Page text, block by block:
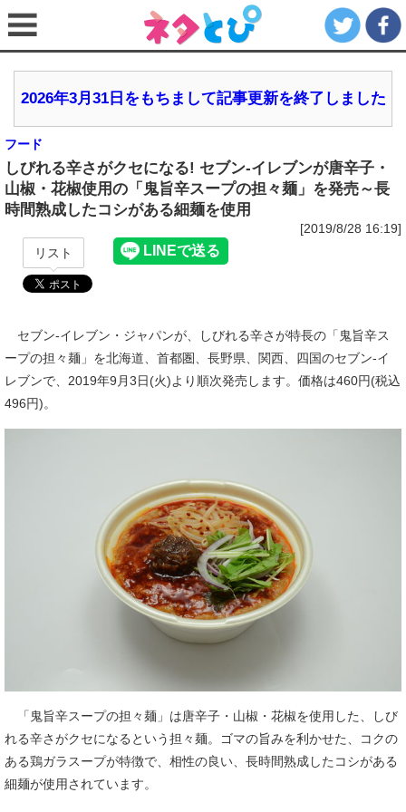
2026年3月31日をもちまして記事更新を終了しました
フード
しびれる辛さがクセになる! セブン‐イレブンが唐辛子・
山椒・花椒使用の「鬼旨辛スープの担々麺」を発売～長
時間熟成したコシがある細麺を使用
[2019/8/28 16:19]
リスト
セブン‐イレブン・ジャパンが、しびれる辛さが特長の「鬼旨辛ス
ープの担々麺」を北海道、首都圏、長野県、関西、四国のセブン‐イ
レブンで、2019年9月3日(火)より順次発売します。価格は460円(税込
496円)。
「鬼旨辛スープの担々麺」は唐辛子・山椒・花椒を使用した、しび
れる辛さがクセになるという担々麺。ゴマの旨みを利かせた、コクの
ある鶏ガラスープが特徴で、相性の良い、長時間熟成したコシがある
細麺が使用されています。